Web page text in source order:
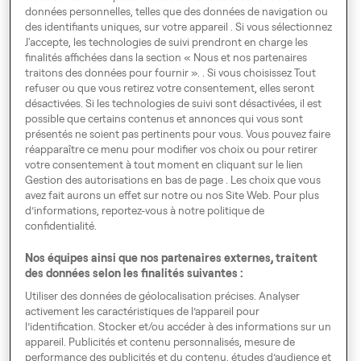
VTC
Gérant de flotte
Business
Business
Voyagez En Europe
Gestion des autorisations
Index égalité hommes - femmes
Speak up!
données personnelles, telles que des données de navigation ou
des identifiants uniques, sur votre appareil . Si vous sélectionnez
J'accepte, les technologies de suivi prendront en charge les
finalités affichées dans la section « Nous et nos partenaires
traitons des données pour fournir ». . Si vous choisissez Tout
refuser ou que vous retirez votre consentement, elles seront
désactivées. Si les technologies de suivi sont désactivées, il est
possible que certains contenus et annonces qui vous sont
présentés ne soient pas pertinents pour vous. Vous pouvez faire
réapparaître ce menu pour modifier vos choix ou pour retirer
votre consentement à tout moment en cliquant sur le lien
Gestion des autorisations en bas de page . Les choix que vous
avez fait aurons un effet sur notre ou nos Site Web. Pour plus
d’informations, reportez-vous à notre politique de
confidentialité.
Nos équipes ainsi que nos partenaires externes, traitent
des données selon les finalités suivantes :
Utiliser des données de géolocalisation précises. Analyser
activement les caractéristiques de l’appareil pour
l’identification. Stocker et/ou accéder à des informations sur un
appareil. Publicités et contenu personnalisés, mesure de
performance des publicités et du contenu, études d’audience et